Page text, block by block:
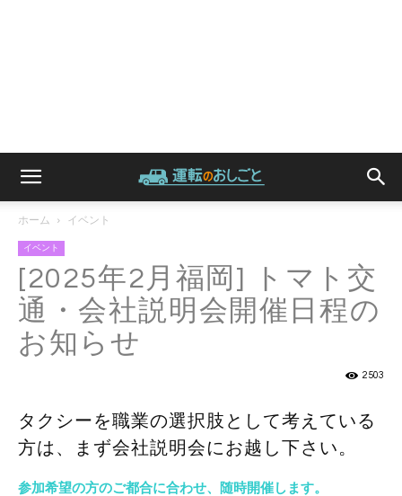
ホーム イベント
イベント
[2025年2月福岡] トマト交
通・会社説明会開催日程の
お知らせ
2503
タクシーを職業の選択肢として考えている
方は、まず会社説明会にお越し下さい。
参加希望の方のご都合に合わせ、随時開催します。